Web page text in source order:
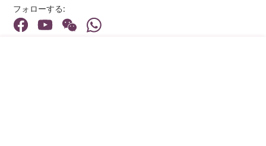
フォローする: